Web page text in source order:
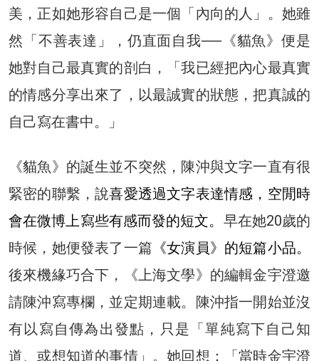
美，正如她形容自己是一個「內向的人」。她雖
然「不善表達」，仍直面自我──《貓魚》便是
她對自己最真實的剖白，「我已經把內心最真實
的情感分享出來了，以最誠實的狀態，把真誠的
自己寫在書中。」
《貓魚》的誕生並不突然，陳沖與文字一直有很
緊密的聯繫，說喜愛透過文字表達情感，空閒時
會在微博上寫些有感而發的短文。 早在她20歲的
時候，她便發表了一篇 《女演員》的短篇小品。
後來機緣巧合下，《上海文學》的編輯金宇澄邀
請陳沖寫專欄，並定期連載。陳沖指一開始並沒
有以寫自傳為出發點，只是「單純寫下自己知
道、或想知道的事情」。她回想：「當時金宇澄